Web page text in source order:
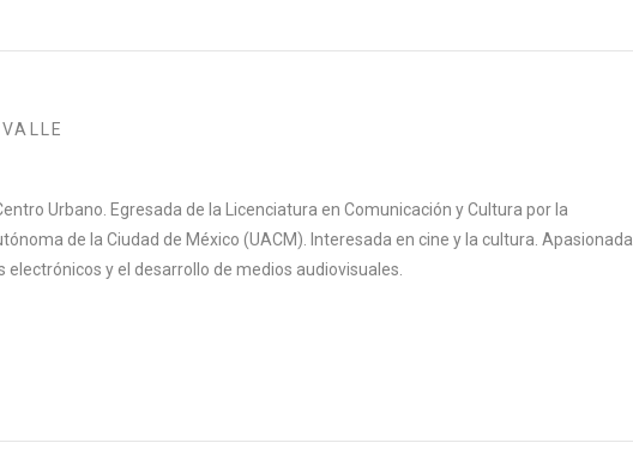
Urbano. Egresada de la Licenciatura en Comunicación y Cultura por la
de la Ciudad de México (UACM). Interesada en cine y la cultura. Apasionada
electrónicos y el desarrollo de medios audiovisuales.